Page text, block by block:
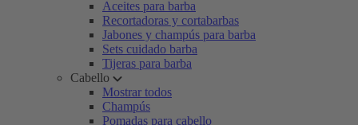
Aceites para barba
Recortadoras y cortabarbas
Jabones y champús para barba
Sets cuidado barba
Tijeras para barba
Cabello
Mostrar todos
Champús
Pomadas para cabello